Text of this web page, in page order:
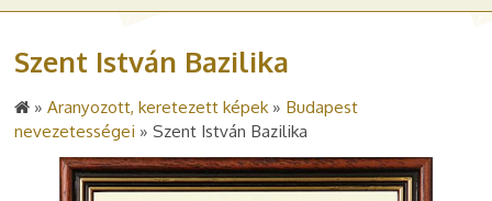
Szent István Bazilika
» Aranyozott, keretezett képek» Budapest
nevezetességei » Szent István Bazilika